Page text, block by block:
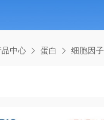
品中心 蛋白 细胞因子